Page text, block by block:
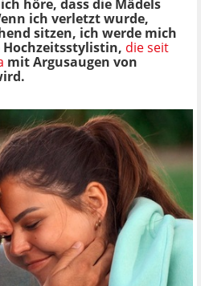
höre, dass die Mädels
ich verletzt wurde,
sitzen, ich werde mich
die seit
mit Argusaugen von